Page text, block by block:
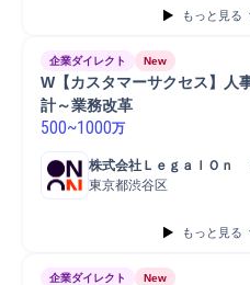
もっと見る
企業ダイレクト New
W【カスタマーサクセス】人
計～業務改革
500~1000万
株式会社ＬｅｇａｌＯｎ　
ｌｏｇｉｅｓ
東京都渋谷区
もっと見る
企業ダイレクト New